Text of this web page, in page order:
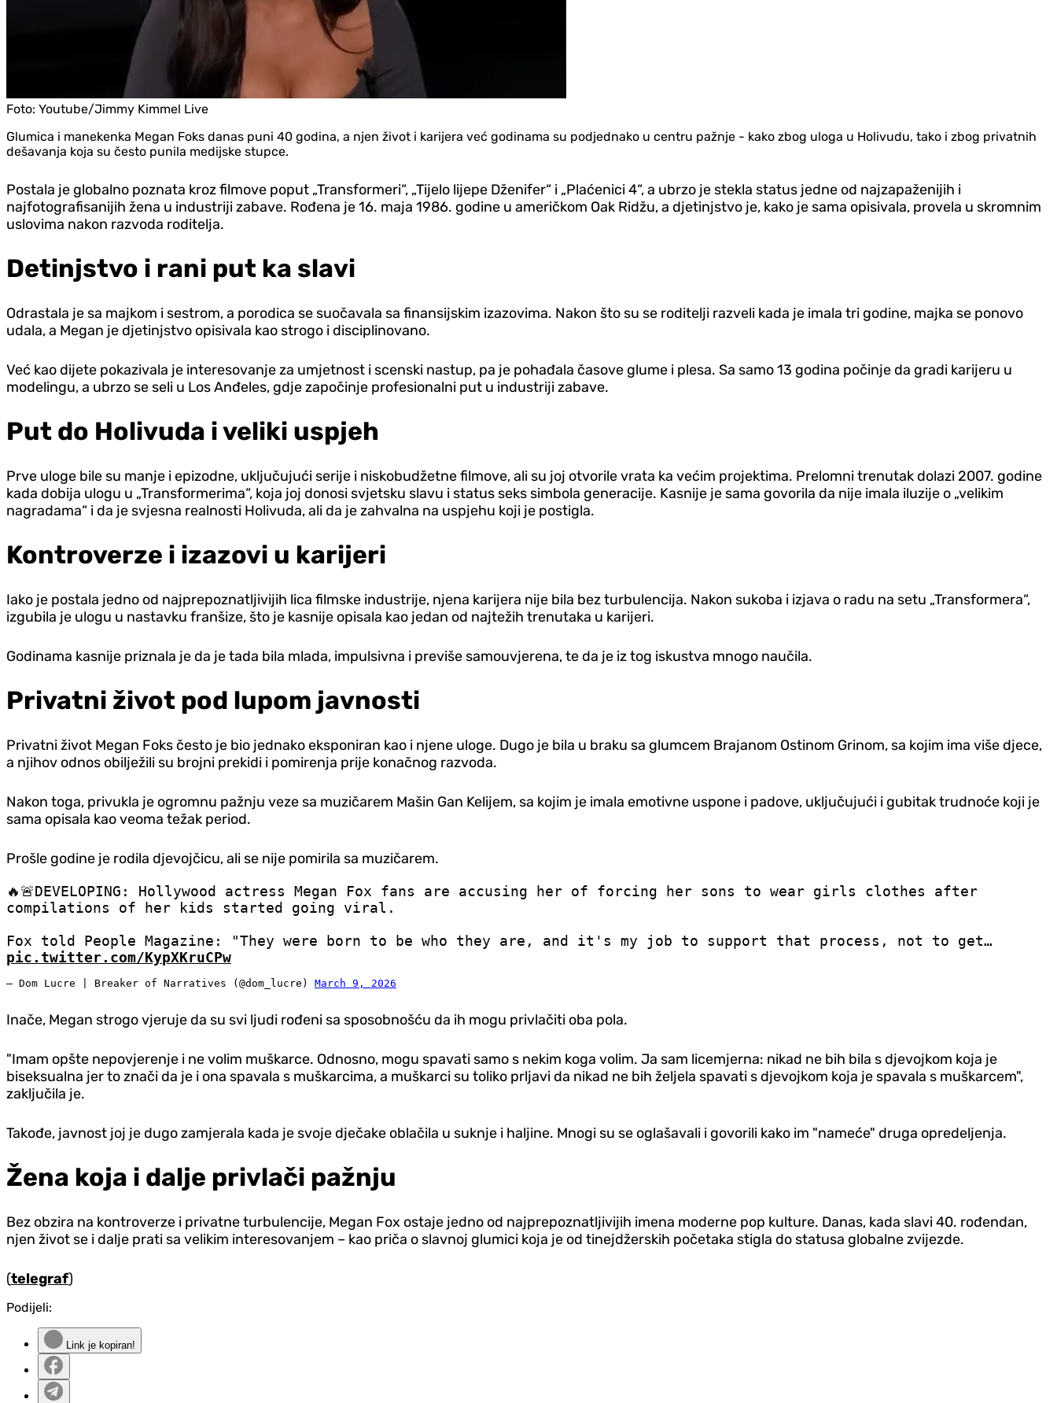
Foto: Youtube/Jimmy Kimmel Live
Glumica i manekenka Megan Foks danas puni 40 godina, a njen život i karijera već godinama su podjednako u centru pažnje - kako zbog uloga u Holivudu, tako i zbog privatnih
dešavanja koja su često punila medijske stupce.
Postala je globalno poznata kroz filmove poput „Transformeri“, „Tijelo lijepe Dženifer“ i „Plaćenici 4“, a ubrzo je stekla status jedne od najzapaženijih i
najfotografisanijih žena u industriji zabave. Rođena je 16. maja 1986. godine u američkom Oak Ridžu, a djetinjstvo je, kako je sama opisivala, provela u skromnim
uslovima nakon razvoda roditelja.
Detinjstvo i rani put ka slavi
Odrastala je sa majkom i sestrom, a porodica se suočavala sa finansijskim izazovima. Nakon što su se roditelji razveli kada je imala tri godine, majka se ponovo
udala, a Megan je djetinjstvo opisivala kao strogo i disciplinovano.
Već kao dijete pokazivala je interesovanje za umjetnost i scenski nastup, pa je pohađala časove glume i plesa. Sa samo 13 godina počinje da gradi karijeru u
modelingu, a ubrzo se seli u Los Anđeles, gdje započinje profesionalni put u industriji zabave.
Put do Holivuda i veliki uspjeh
Prve uloge bile su manje i epizodne, uključujući serije i niskobudžetne filmove, ali su joj otvorile vrata ka većim projektima. Prelomni trenutak dolazi 2007. godine
kada dobija ulogu u „Transformerima“, koja joj donosi svjetsku slavu i status seks simbola generacije. Kasnije je sama govorila da nije imala iluzije o „velikim
nagradama“ i da je svjesna realnosti Holivuda, ali da je zahvalna na uspjehu koji je postigla.
Kontroverze i izazovi u karijeri
Iako je postala jedno od najprepoznatljivijih lica filmske industrije, njena karijera nije bila bez turbulencija. Nakon sukoba i izjava o radu na setu „Transformera“,
izgubila je ulogu u nastavku franšize, što je kasnije opisala kao jedan od najtežih trenutaka u karijeri.
Godinama kasnije priznala je da je tada bila mlada, impulsivna i previše samouvjerena, te da je iz tog iskustva mnogo naučila.
Privatni život pod lupom javnosti
Privatni život Megan Foks često je bio jednako eksponiran kao i njene uloge. Dugo je bila u braku sa glumcem Brajanom Ostinom Grinom, sa kojim ima više djece,
a njihov odnos obilježili su brojni prekidi i pomirenja prije konačnog razvoda.
Nakon toga, privukla je ogromnu pažnju veze sa muzičarem Mašin Gan Kelijem, sa kojim je imala emotivne uspone i padove, uključujući i gubitak trudnoće koji je
sama opisala kao veoma težak period.
Prošle godine je rodila djevojčicu, ali se nije pomirila sa muzičarem.
🔥🚨DEVELOPING: Hollywood actress Megan Fox fans are accusing her of forcing her sons to wear girls clothes after
compilations of her kids started going viral.
Fox told People Magazine: "They were born to be who they are, and it's my job to support that process, not to get…
pic.twitter.com/KypXKruCPw
— Dom Lucre | Breaker of Narratives (@dom_lucre) March 9, 2026
Inače, Megan strogo vjeruje da su svi ljudi rođeni sa sposobnošću da ih mogu privlačiti oba pola.
"Imam opšte nepovjerenje i ne volim muškarce. Odnosno, mogu spavati samo s nekim koga volim. Ja sam licemjerna: nikad ne bih bila s djevojkom koja je
biseksualna jer to znači da je i ona spavala s muškarcima, a muškarci su toliko prljavi da nikad ne bih željela spavati s djevojkom koja je spavala s muškarcem",
zaključila je.
Takođe, javnost joj je dugo zamjerala kada je svoje dječake oblačila u suknje i haljine. Mnogi su se oglašavali i govorili kako im "nameće" druga opredeljenja.
Žena koja i dalje privlači pažnju
Bez obzira na kontroverze i privatne turbulencije, Megan Fox ostaje jedno od najprepoznatljivijih imena moderne pop kulture. Danas, kada slavi 40. rođendan,
njen život se i dalje prati sa velikim interesovanjem – kao priča o slavnoj glumici koja je od tinejdžerskih početaka stigla do statusa globalne zvijezde.
(telegraf)
Podijeli:
Link je kopiran!